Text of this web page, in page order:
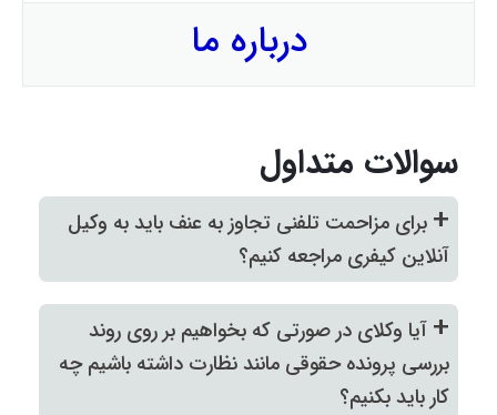
درباره ما
سوالات متداول
+ برای مزاحمت تلفنی تجاوز به عنف باید به وکیل
آنلاین کیفری مراجعه کنیم؟
+ آیا وکلای در صورتی که بخواهیم بر روی روند
بررسی پرونده حقوقی مانند نظارت داشته باشیم چه
کار باید بکنیم؟